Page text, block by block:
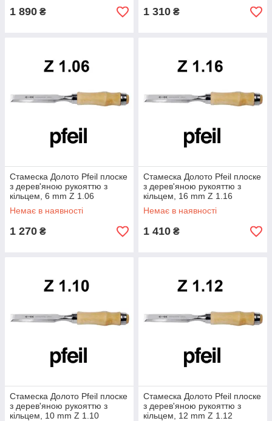
1 890 ₴ 1 310 ₴
Стамеска Долото Pfeil плоске
з дерев'яною рукояттю з
кільцем, 6 mm Z 1.06
Немає в наявності
1 270 ₴
Стамеска Долото Pfeil плоске
з дерев'яною рукояттю з
кільцем, 16 mm Z 1.16
Немає в наявності
1 410 ₴
Стамеска Долото Pfeil плоске
з дерев'яною рукояттю з
кільцем, 10 mm Z 1.10
Стамеска Долото Pfeil плоске
з дерев'яною рукояттю з
кільцем, 12 mm Z 1.12